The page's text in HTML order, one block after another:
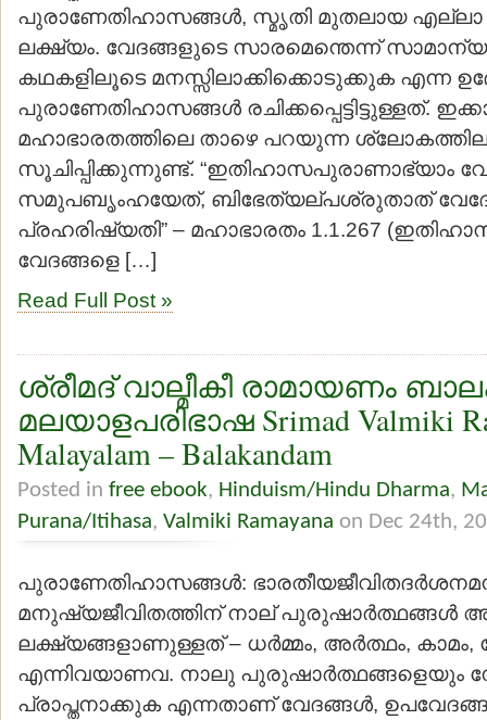
പുരാണേതിഹാസങ്ങള്‍, സ്മൃതി മുതലായ എല്ലാ
ലക്ഷ്യം. വേദങ്ങളുടെ സാരമെന്തെന്ന്
കഥകളിലൂടെ മനസ്സിലാക്കിക്കൊടുക്കുക എന്ന
പുരാണേതിഹാസങ്ങള്‍ രചിക്കപ്പെട്ടിട്ടുള്ളത്.
മഹാഭാരതത്തിലെ താഴെ പറയുന്ന
സൂചിപ്പിക്കുന്നുണ്ട്. “ഇതിഹാസപുരാണാഭ്യാം
സമുപബൃംഹയേത്, ബിഭേത്യല്പശ്രുതാത്
പ്രഹരിഷ്യതി” – മഹാഭാരതം 1.1.267
വേദങ്ങളെ […]
Read Full Post »
ശ്രീമദ് വാല്മീകീ രാമായണം
മലയാളപരിഭാഷ Srimad Valmiki
Malayalam – Balakandam
Posted in free ebook, Hinduism/Hindu Dharma,
Purana/Itihasa, Valmiki Ramayana on Dec 24th,
പുരാണേതിഹാസങ്ങള്‍:
മനുഷ്യജീവിതത്തിന് നാല് പുരുഷാര്‍ത്ഥങ്ങള്‍
ലക്ഷ്യങ്ങളാണുള്ളത് – ധര്‍മ്മം, അര്‍ത്ഥം, കാമം,
എന്നിവയാണവ. നാലു പുരുഷാര്‍ത്ഥങ്ങളെയും
പ്രാപ്തനാക്കുക എന്നതാണ് വേദങ്ങള്‍,